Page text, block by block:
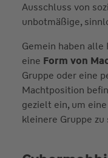
Ausschluss von
unbotmäßige,
Gemein haben
eine Form von
Gruppe oder eine
Machtposition
gezielt ein, um
kleinere Gruppe zu